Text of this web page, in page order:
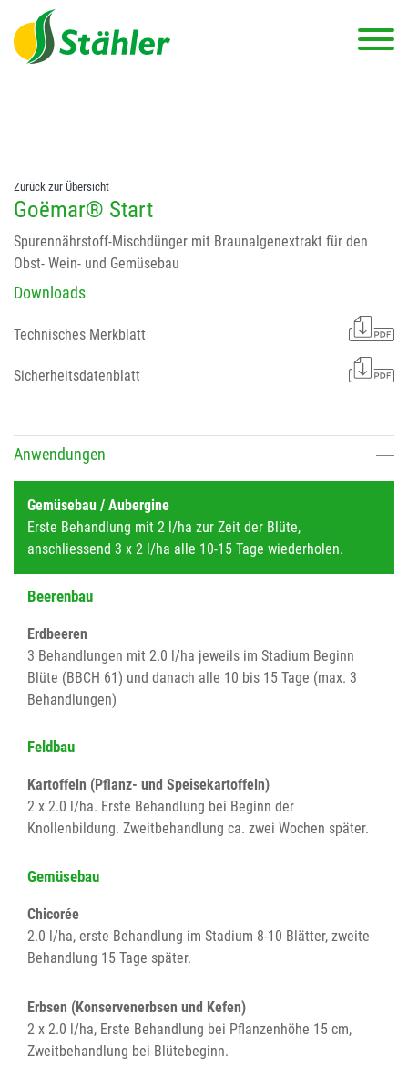
string(78) "Test 12 {FONT:12} // Dosierungen: test 123 dfasdf
asdfW134 245 34" string(62) "Test 12 {FONT:12} Dosierungen: test
123 dfasdf asdfW134 245 34"
Zurück zur Übersicht
Goëmar® Start
Spurennährstoff-Mischdünger mit Braunalgenextrakt für den
Obst- Wein- und Gemüsebau
Downloads
Technisches Merkblatt
Sicherheitsdatenblatt
Anwendungen
Gemüsebau / Aubergine
Erste Behandlung mit 2 l/ha zur Zeit der Blüte,
anschliessend 3 x 2 l/ha alle 10-15 Tage wiederholen.
Beerenbau
Erdbeeren
3 Behandlungen mit 2.0 l/ha jeweils im Stadium Beginn
Blüte (BBCH 61) und danach alle 10 bis 15 Tage (max. 3
Behandlungen)
Feldbau
Kartoffeln (Pflanz- und Speisekartoffeln)
2 x 2.0 l/ha. Erste Behandlung bei Beginn der
Knollenbildung. Zweitbehandlung ca. zwei Wochen später.
Gemüsebau
Chicorée
2.0 l/ha, erste Behandlung im Stadium 8-10 Blätter, zweite
Behandlung 15 Tage später.
Erbsen (Konservenerbsen und Kefen)
2 x 2.0 l/ha, Erste Behandlung bei Pflanzenhöhe 15 cm,
Zweitbehandlung bei Blütebeginn.